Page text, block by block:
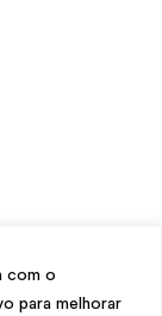
com o
para melhorar